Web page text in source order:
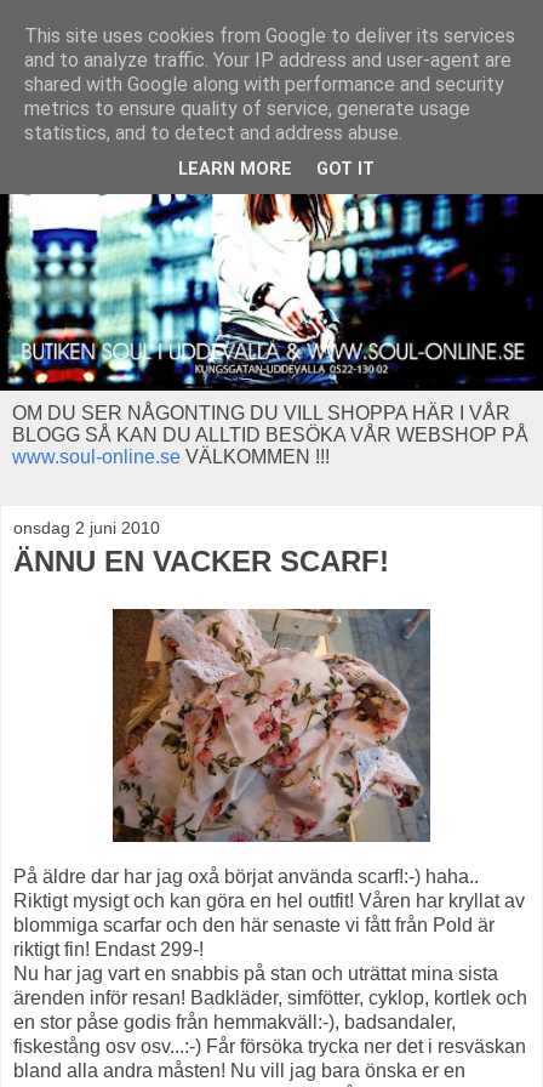
OM DU SER NÅGONTING DU VILL SHOPPA HÄR I VÅR
BLOGG SÅ KAN DU ALLTID BESÖKA VÅR WEBSHOP PÅ
www.soul-online.se VÄLKOMMEN !!!
onsdag 2 juni 2010
ÄNNU EN VACKER SCARF!
På äldre dar har jag oxå börjat använda scarf!:-) haha..
Riktigt mysigt och kan göra en hel outfit! Våren har kryllat av
blommiga scarfar och den här senaste vi fått från Pold är
riktigt fin! Endast 299-!
Nu har jag vart en snabbis på stan och uträttat mina sista
ärenden inför resan! Badkläder, simfötter, cyklop, kortlek och
en stor påse godis från hemmakväll:-), badsandaler,
fiskestång osv osv...:-) Får försöka trycka ner det i resväskan
bland alla andra måsten! Nu vill jag bara önska er en
This site uses cookies from Google to deliver its services
and to analyze traffic. Your IP address and user-agent are
shared with Google along with performance and security
metrics to ensure quality of service, generate usage
statistics, and to detect and address abuse.
LEARN MORE GOT IT